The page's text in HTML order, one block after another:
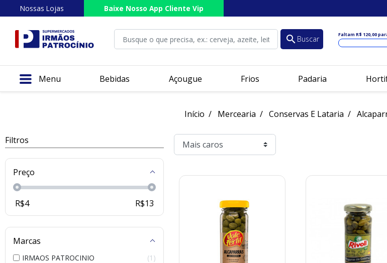
Nossas Lojas Baixe Nosso App Cliente Vip
search Buscar Faltam R$ 120,00
Menu Bebidas Açougue Frios Padaria
Início Mercearia Conservas E Lataria
Filtros
Preço
R$4 R$13
Marcas
IRMAOS PATROCINIO
1